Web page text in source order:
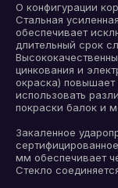
О конфигурации
Стальная
обеспечивает
длительный срок
цинкования и
окраска) повышает
использовать
покраски балок и
Закаленное
мм обеспечивает
Стекло